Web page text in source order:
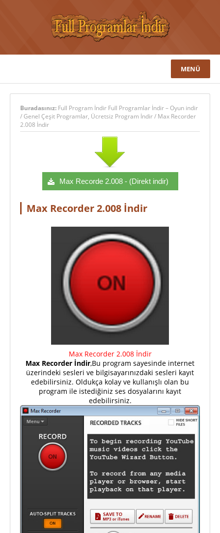
MENÜ
Buradasınız: Full Program İndir Full Programlar İndir – Oyun indir
/Genel Çeşit Programlar, Ücretsiz Program İndir/ Max Recorder
2.008 İndir
Max Recorde 2.008 - (Direkt indir)
Max Recorder 2.008 İndir
Max Recorder 2.008 İndir
Max Recorder İndir,Bu program sayesinde internet
üzerindeki sesleri ve bilgisayarınızdaki sesleri kayıt
edebilirsiniz. Oldukça kolay ve kullanışlı olan bu
program ile istediğiniz ses dosyalarını kayıt
edebilirsiniz.